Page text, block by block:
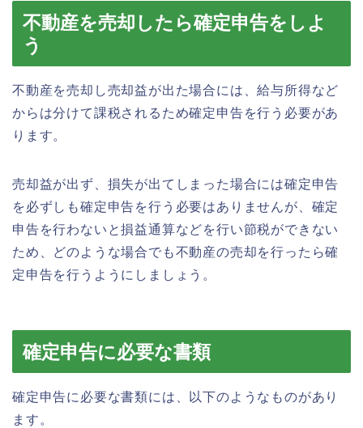
不動産を売却したら確定申告をしよ
う
不動産を売却し売却益が出た場合には、給与所得など
からは分けて課税されるため確定申告を行う必要があ
ります。
売却益が出ず、損失が出てしまった場合には確定申告
を必ずしも確定申告を行う必要はありませんが、確定
申告を行わないと損益通算などを行い節税ができない
ため、どのような場合でも不動産の売却を行ったら確
定申告を行うようにしましょう。
確定申告に必要な書類
確定申告に必要な書類には、以下のようなものがあり
ます。